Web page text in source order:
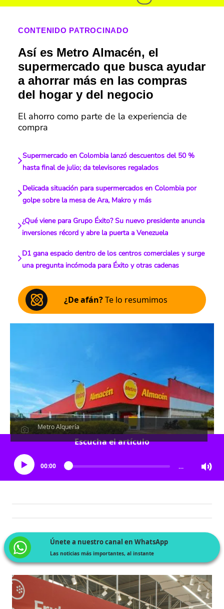
CONTENIDO PATROCINADO
Así es Metro Almacén, el
supermercado que busca ayudar
a ahorrar más en las compras
del hogar y del negocio
El ahorro como parte de la experiencia de
compra
Supermercado en Colombia lanzó descuentos del 50 %
hasta final de julio; da televisores regalados
Delicada situación para supermercados en Colombia por
golpe sobre la mesa de Ara, Makro y más
¿Qué viene para Grupo Éxito? Su nuevo presidente anuncia
inversiones récord y abre la puerta a Venezuela
D1 gana espacio dentro de los centros comerciales y surge
una pregunta incómoda para Éxito y otras cadenas
¿De afán?Te lo resumimos
Metro Alquería
Escucha el artículo
00:00 …
Únete a nuestro canal en WhatsApp
Las noticias más importantes, al instante